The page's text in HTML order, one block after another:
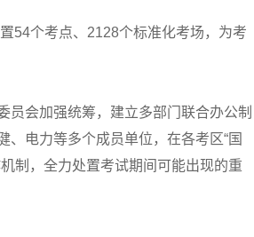
个考点、2128个标准化考场，为考
会加强统筹，建立多部门联合办公制
电力等多个成员单位，在各考区“国
制，全力处置考试期间可能出现的重